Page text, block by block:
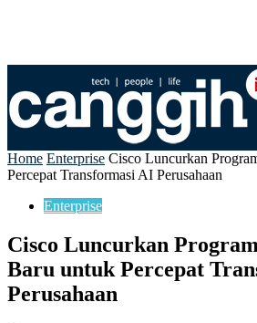
Home Enterprise Cisco Luncurkan
Percepat Transformasi AI Perusahaan
Enterprise
Cisco Luncurkan
Baru untuk Percepat
Perusahaan